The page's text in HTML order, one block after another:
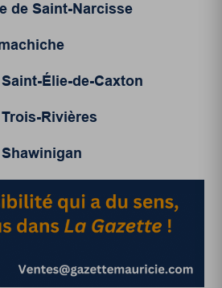
de Saint-Narcisse
Élie-de-Caxton
Rivières